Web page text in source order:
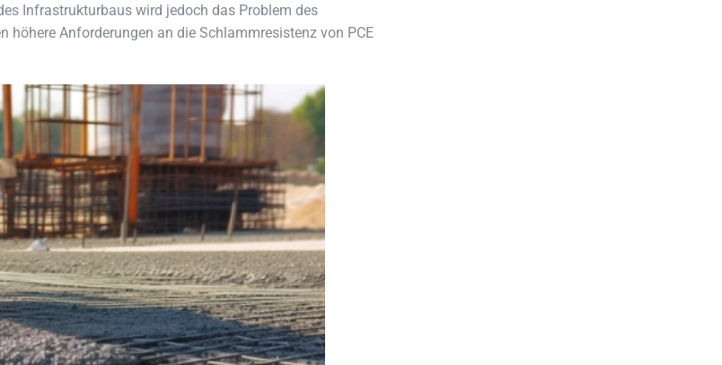
Infrastrukturbaus wird jedoch das Problem des
Anforderungen an die Schlammresistenz von PCE